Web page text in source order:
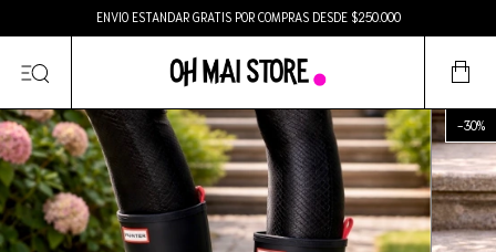
ENVIO ESTANDAR GRATIS POR COMPRAS DESDE $250.000
-30%